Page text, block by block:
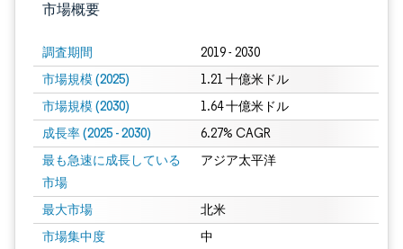
市場概要
調査期間 2019 - 2030
市場規模 (2025) 1.21 十億米ドル
市場規模 (2030) 1.64 十億米ドル
成長率 (2025 - 2030) 6.27% CAGR
最も急速に成長している
市場
アジア太平洋
最大市場 北米
市場集中度 中